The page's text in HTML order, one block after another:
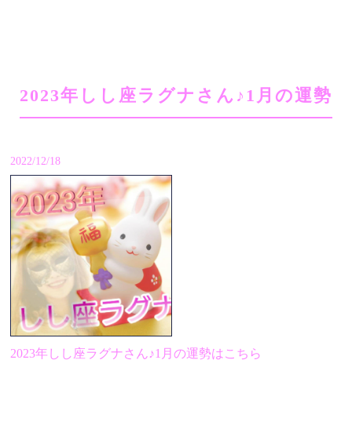
2023年しし座ラグナさん♪1月の運勢
2022/12/18
2023年しし座ラグナさん♪1月の運勢はこちら